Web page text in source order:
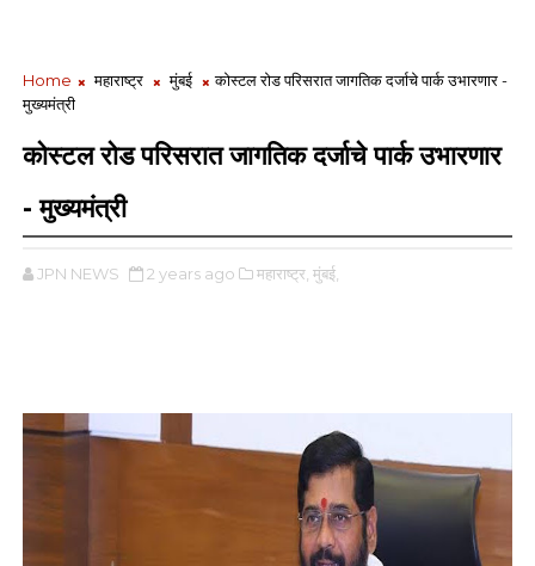
Home महाराष्ट्र मुंबई
कोस्टल रोड परिसरात जागतिक दर्जाचे पार्क उभारणार -
मुख्यमंत्री
कोस्टल रोड परिसरात जागतिक दर्जाचे पार्क उभारणार
- मुख्यमंत्री
JPN NEWS 2 years ago महाराष्ट्र, मुंबई,